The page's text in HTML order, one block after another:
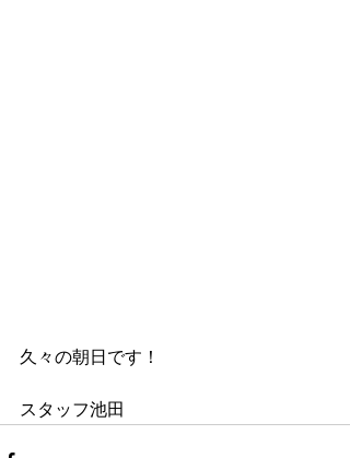
久々の朝日です！
スタッフ池田